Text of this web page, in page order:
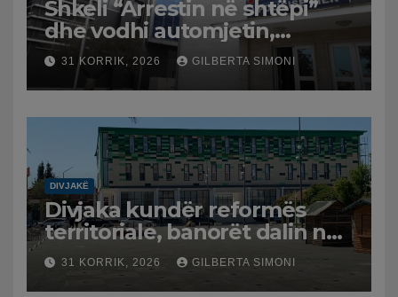
Shkeli “Arrestin në shtëpi”
dhe vodhi automjetin,
arrestohet 43-vjeçari
31 KORRIK, 2026 GILBERTA SIMONI
DIVJAKË
Divjaka kundër reformës
territoriale, banorët dalin në
protestë.
31 KORRIK, 2026 GILBERTA SIMONI